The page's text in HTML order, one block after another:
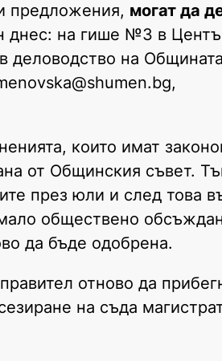
предложения, могат да
днес: на гише №3 в
на
които имат
от Общинския съвет.
през юли и след това
обществено
да бъде одобрена.
отново да
на съда